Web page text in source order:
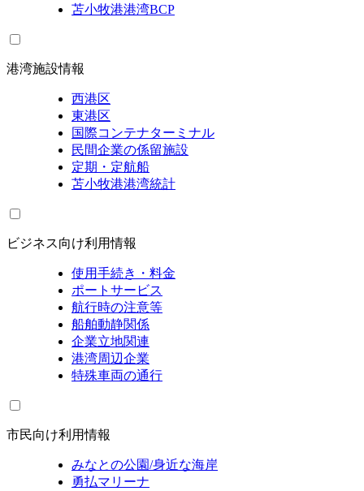
苫小牧港港湾BCP
港湾施設情報
西港区
東港区
国際コンテナターミナル
民間企業の係留施設
定期・定航船
苫小牧港港湾統計
ビジネス向け利用情報
使用手続き・料金
ポートサービス
航行時の注意等
船舶動静関係
企業立地関連
港湾周辺企業
特殊車両の通行
市民向け利用情報
みなとの公園/身近な海岸
勇払マリーナ